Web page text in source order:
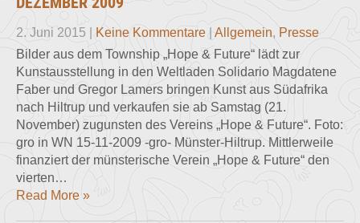
2. Juni 2015 Keine Kommentare Allgemein, Presse
Bilder aus dem Township „Hope & Future“ lädt zur
Kunstausstellung in den Weltladen Solidario Magdatene
Faber und Gregor Lamers bringen Kunst aus Südafrika
nach Hiltrup und verkaufen sie ab Samstag (21.
November) zugunsten des Vereins „Hope & Future“. Foto:
gro in WN 15-11-2009 -gro- Münster-Hiltrup. Mittlerweile
finanziert der münsterische Verein „Hope & Future“ den
vierten…
Read More »